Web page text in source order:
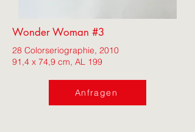
Wonder Woman #3
28 Colorseriographie, 2010
91,4 x 74,9 cm, AL 199
Anfragen